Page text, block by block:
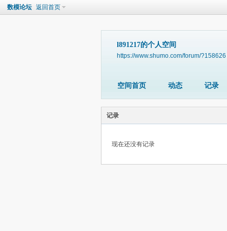
数模论坛 返回首页
l891217的个人空间
https://www.shumo.com/forum/?158626
空间首页 动态 记录
记录
现在还没有记录